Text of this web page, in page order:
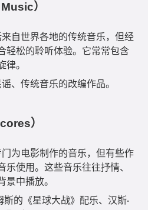
）
自世界各地的传统音乐，但经
轻松的聆听体验。它常常包含
律。
、传统音乐的改编作品。
）
为电影制作的音乐，但有些作
乐使用。这些音乐往往抒情、
景中播放。
斯的《星球大战》配乐、汉斯·